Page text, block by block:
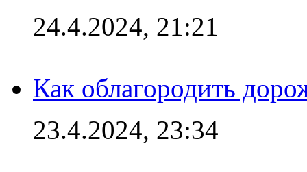
24.4.2024, 21:21
Как облагородить
23.4.2024, 23:34